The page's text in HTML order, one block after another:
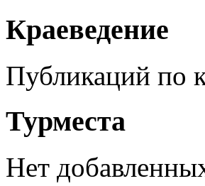
Краеведение
Публикаций по
Турместа
Нет